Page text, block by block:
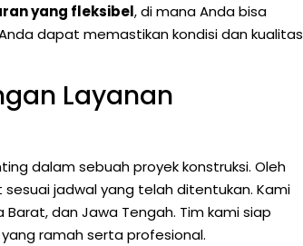
yang fleksibel, di mana Anda bisa
dapat memastikan kondisi dan kualitas
Layanan
dalam sebuah proyek konstruksi. Oleh
jadwal yang telah ditentukan. Kami
dan Jawa Tengah. Tim kami siap
ramah serta profesional.